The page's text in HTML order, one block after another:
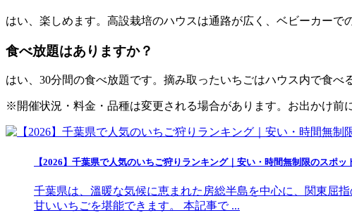
はい、楽しめます。高設栽培のハウスは通路が広く、ベビーカーで
食べ放題はありますか？
はい、30分間の食べ放題です。摘み取ったいちごはハウス内で食
※開催状況・料金・品種は変更される場合があります。お出かけ前
【2026】千葉県で人気のいちご狩りランキング｜安い・時間無制限のスポッ
千葉県は、溫暖な気候に恵まれた房総半島を中心に、関東屈
甘いいちごを堪能できます。 本記事で ...